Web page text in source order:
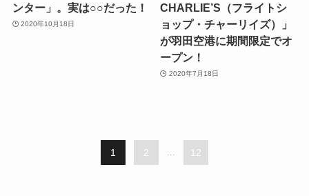
ンター」。実は○○だった！
2020年10月18日
CHARLIE’S（フライトシ
ョップ・チャーリイズ）」
が羽田空港に期間限定でオ
ープン！
2020年7月18日
1 2 12